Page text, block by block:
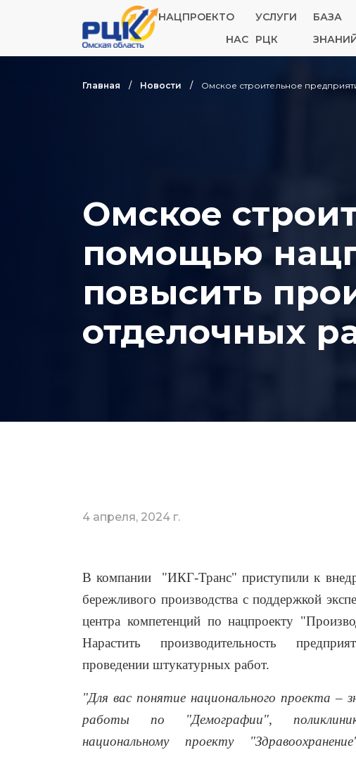
НАЦПРОЕКТО
НАС
УСЛУГИ
РЦК
БАЗА
Главная Новости Омское строительное
Омское
помощью
повысить
отделочных
4 апреля, 2024 г.
В компании "ИКГ-Транс" приступили к
бережливого производства с поддержкой
центра компетенций по нацпроекту
Нарастить производительность
проведении штукатурных работ.
"Для вас понятие национального проекта –
работы по "Демографии",
национальному проекту